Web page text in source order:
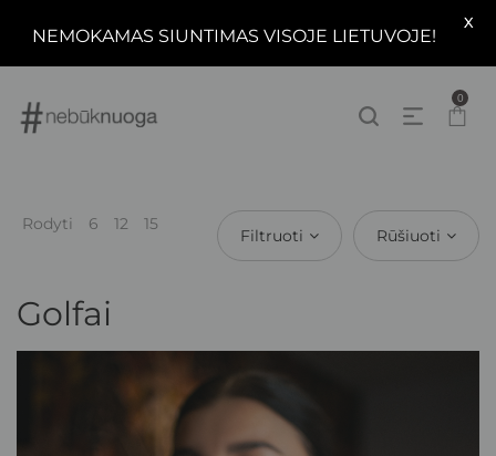
0
Rodyti 6 12 15
Filtruoti Rūšiuoti
Golfai
NEMOKAMAS SIUNTIMAS VISOJE LIETUVOJE!
X